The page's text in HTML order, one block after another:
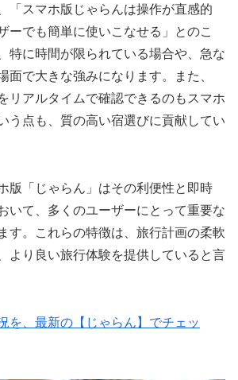
「スマホ版じゃらんは操作が直感的
ーでも簡単に使いこなせる」とのこ
特に時間が限られている場合や、急な
面で大きな強みになります。また、
リアルタイムで確認できるのもスマホ
う点も、質の高い宿選びに貢献してい
版「じゃらん」はその利便性と即時
いて、多くのユーザーにとって重要な
す。これらの特徴は、旅行計画の柔軟
より良い旅行体験を提供していると言
を、最新の【じゃらん】でチェッ